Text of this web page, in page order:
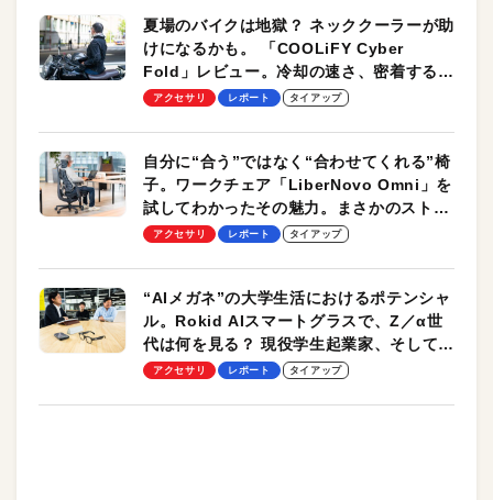
夏場のバイクは地獄？ ネッククーラーが助
けになるかも。 「COOLiFY Cyber
Fold」レビュー。冷却の速さ、密着する冷
却プレート、シンプルな操作性がグッド！
アクセサリ レポート タイアップ
自分に“合う”ではなく“合わせてくれる”椅
子。ワークチェア「LiberNovo Omni」を
試してわかったその魅力。まさかのストレ
ッチ機能も搭載
アクセサリ レポート タイアップ
“AIメガネ”の大学生活におけるポテンシャ
ル。Rokid AIスマートグラスで、Z／α世
代は何を見る？ 現役学生起業家、そして教
授による体験会レポート【PR】
アクセサリ レポート タイアップ